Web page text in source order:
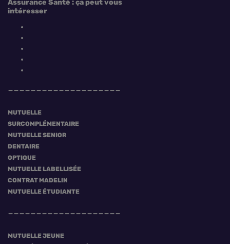
MUTUELLE
SURCOMPLÉMENTAIRE
MUTUELLE SENIOR
DENTAIRE
OPTIQUE
MUTUELLE LABELLISÉE
CONTRAT MADELIN
MUTUELLE ÉTUDIANTE
MUTUELLE JEUNE
Assurance Santé : ça peut vous
intéresser